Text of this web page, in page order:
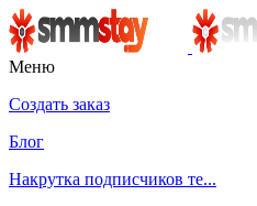
Меню
Создать заказ
Блог
Накрутка подписчиков те...